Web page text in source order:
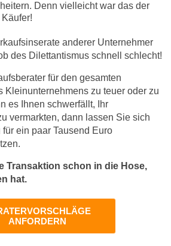
Denn vielleicht war das der
anderer Unternehmer
des Dilettantismus schnell schlecht!
für den gesamten
Kleinunternehmens zu teuer oder zu
es Ihnen schwerfällt, Ihr
vermarkten, dann lassen Sie sich
ein paar Tausend Euro
Transaktion schon in die Hose,
hat.
ANFORDERN